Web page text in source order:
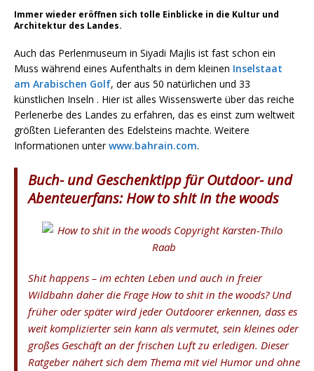
Immer wieder eröffnen sich tolle Einblicke in die Kultur und
Architektur des Landes.
Auch das Perlenmuseum in Siyadi Majlis ist fast schon ein
Muss während eines Aufenthalts in dem kleinen Inselstaat
am Arabischen Golf, der aus 50 natürlichen und 33
künstlichen Inseln . Hier ist alles Wissenswerte über das reiche
Perlenerbe des Landes zu erfahren, das es einst zum weltweit
größten Lieferanten des Edelsteins machte. Weitere
Informationen unterwww.bahrain.com.
Buch- und Geschenktipp für Outdoor- und
Abenteuerfans: How to shit in the woods
Shit happens – im echten Leben und auch in freier
Wildbahn daher die Frage How to shit in the woods?Und
früher oder später wird jeder Outdoorer erkennen, dass es
weit komplizierter sein kann als vermutet, sein kleines oder
großes Geschäft an der frischen Luft zu erledigen. Dieser
Ratgeber nähert sich dem Thema mit viel Humor und ohne